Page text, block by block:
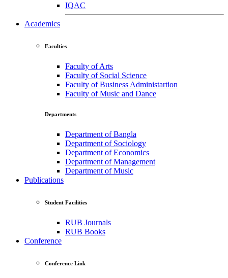
IQAC
Academics
Faculties
Faculty of Arts
Faculty of Social Science
Faculty of Business Administartion
Faculty of Music and Dance
Departments
Department of Bangla
Department of Sociology
Department of Economics
Department of Management
Department of Music
Publications
Student Facilities
RUB Journals
RUB Books
Conference
Conference Link